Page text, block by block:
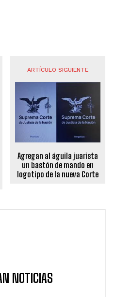
ARTÍCULO SIGUIENTE
Agregan al águila juarista
un bastón de mando en
logotipo de la nueva Corte
NOTICIAS